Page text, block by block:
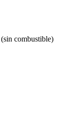
combustible)